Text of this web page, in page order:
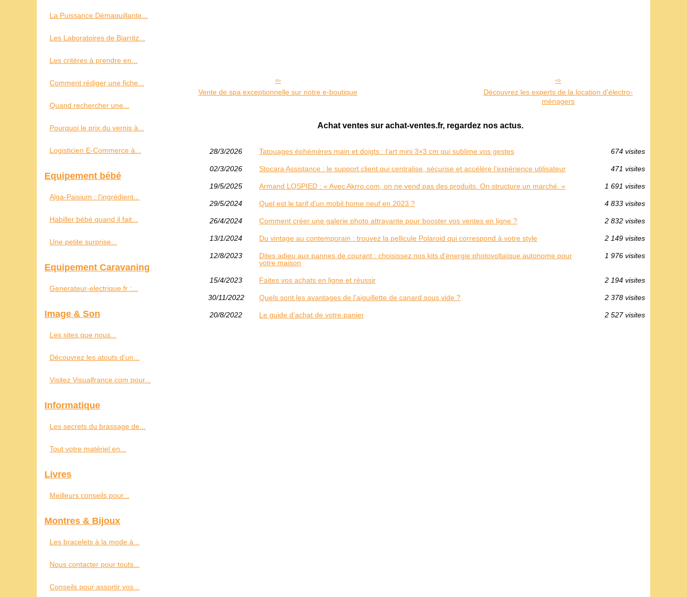
Vente de spa exceptionnelle sur notre e-boutique
Découvrez les experts de la location d'électro-
ménagers
Achat ventes sur achat-ventes.fr, regardez nos actus.
28/3/2026 Tatouages éphémères main et doigts : l’art mini 3×3 cm qui sublime vos gestes 674 visites
02/3/2026 Stocara Assistance : le support client qui centralise, sécurise et accélère l’expérience utilisateur 471 visites
19/5/2025 Armand LOSPIED : « Avec Akrro.com, on ne vend pas des produits. On structure un marché. » 1 691 visites
29/5/2024 Quel est le tarif d'un mobil home neuf en 2023 ? 4 833 visites
26/4/2024 Comment créer une galerie photo attrayante pour booster vos ventes en ligne ? 2 832 visites
13/1/2024 Du vintage au contemporain : trouvez la pellicule Polaroid qui correspond à votre style 2 149 visites
12/8/2023
Dites adieu aux pannes de courant : choisissez nos kits d'énergie photovoltaïque autonome pour
votre maison
1 976 visites
15/4/2023 Faites vos achats en ligne et réussir 2 194 visites
30/11/2022 Quels sont les avantages de l'aiguillette de canard sous vide ? 2 378 visites
20/8/2022 Le guide d’achat de votre panier 2 527 visites
La Puissance Démaquillante...
Les Laboratoires de Biarritz...
Les critères à prendre en...
Comment rédiger une fiche...
Quand rechercher une...
Pourquoi le prix du vernis à...
Logisticien E-Commerce à...
Equipement bébé
Alga-Paisium : l'ingrédient...
Habiller bébé quand il fait...
Une petite surprise...
Equipement Caravaning
Generateur-electrique.fr :...
Image & Son
Les sites que nous...
Découvrez les atouts d’un...
Visitez Visualfrance.com pour...
Informatique
Les secrets du brassage de...
Tout votre matériel en...
Livres
Meilleurs conseils pour...
Montres & Bijoux
Les bracelets à la mode à...
Nous contacter pour touts...
Conseils pour assortir vos...